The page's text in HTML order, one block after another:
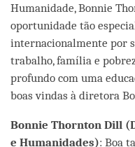
Humanidade, Bonnie
oportunidade tão
internacionalmente por
trabalho, família e
profundo com uma
boas vindas à diretora
Bonnie Thornton Dill
e Humanidades): Boa